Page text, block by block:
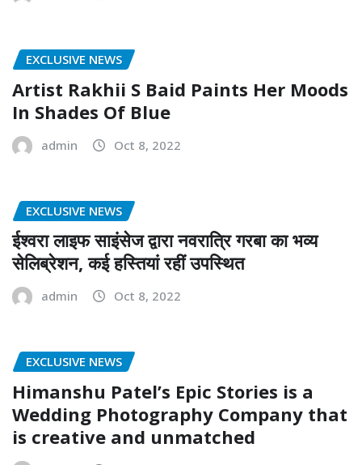
EXCLUSIVE NEWS
Artist Rakhii S Baid Paints Her Moods
In Shades Of Blue
admin Oct 8, 2022
EXCLUSIVE NEWS
ईश्वरा लाइफ साइंसेज द्वारा नवरात्रि गरबा का भव्य
सेलिब्रेशन, कई हस्तियां रहीं उपस्थित
admin Oct 8, 2022
EXCLUSIVE NEWS
Himanshu Patel’s Epic Stories is a
Wedding Photography Company that
is creative and unmatched